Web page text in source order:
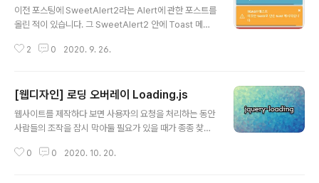
ARIA) replacement for JavaScript's popup boxe
s sweetalert2.github.io 해당 링크로 들어가면 사이트
드릴 것이 없지만, 기본적으로 어떤..
이전 포스팅에 SweetAlert2라는 Alert에 관한 포스트를
올린 적이 있습니다. 그 SweetAlert2 안에 Toast 메시
상 간단한 Toast메시지도 톡 튀게 애니메이션이 표현이
인을 하나 소개해 드릴까 합니다. toastr💬 codeseven.
github.io/toastr/demo.html toastr examples cod
eseven.github.io 이름이 딱 이거는 그냥 요리보고 조리
이름의 플러그인입니다. 1. 설치하기 위의 링크는 데모버전
2 0 2020. 9. 26.
[웹디자인] 로딩 오버레이 Loading.js
웹사이트를 제작하다 보면 사용자의 요청을 처리하는 동안
사람들의 조작을 잠시 막아둘 필요가 있을 때가 종종 찾아
거나 각 컨트롤러에 readonly를 걸어두는 등 복잡한 일을
0 0 2020. 10. 20.